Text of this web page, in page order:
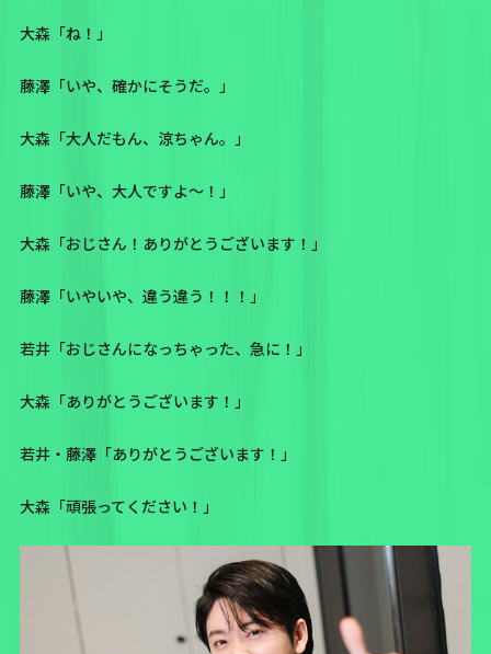
大森「ね！」
藤澤「いや、確かにそうだ。」
大森「大人だもん、涼ちゃん。」
藤澤「いや、大人ですよ〜！」
大森「おじさん！ありがとうございます！」
藤澤「いやいや、違う違う！！！」
若井「おじさんになっちゃった、急に！」
大森「ありがとうございます！」
若井・藤澤「ありがとうございます！」
大森「頑張ってください！」